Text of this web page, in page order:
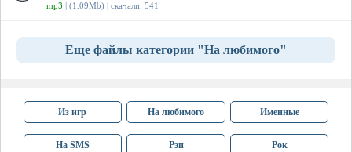
mp3 | (1.09Mb) | скачали: 541
Еще файлы категории "На любимого"
Из игр На любимого Именные
На SMS Рэп Рок